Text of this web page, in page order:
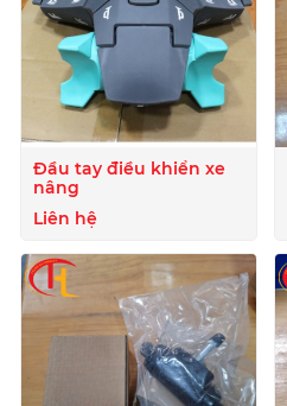
Đầu tay điều khiển xe
nâng
Liên hệ